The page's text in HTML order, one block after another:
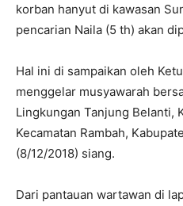
korban hanyut di kawasan
pencarian Naila (5 th) akan
Hal ini di sampaikan oleh
menggelar musyawarah
Lingkungan Tanjung Belanti,
Kecamatan Rambah,
(8/12/2018) siang.
Dari pantauan wartawan di